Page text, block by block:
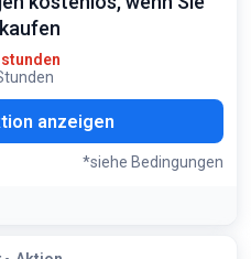
der Vorrat reicht
anzeigen
*siehe Bedingungen